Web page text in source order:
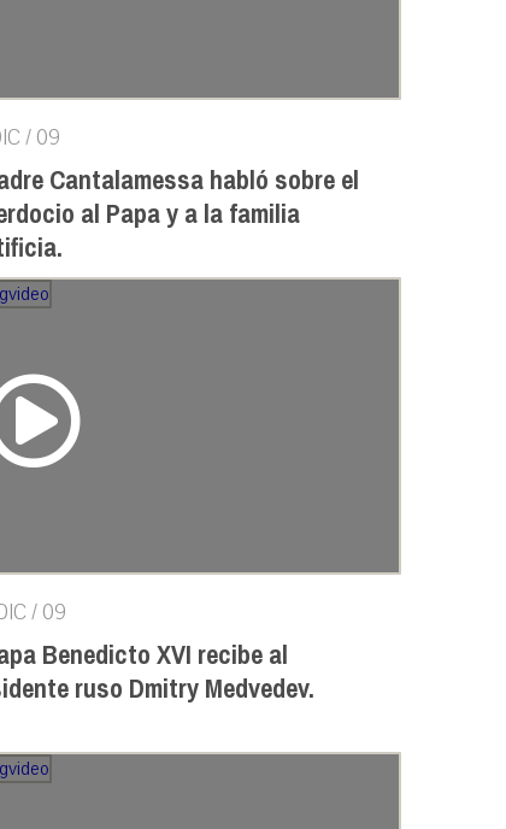
/ 09
Cantalamessa habló sobre el
al Papa y a la familia
/ 09
Benedicto XVI recibe al
ruso Dmitry Medvedev.